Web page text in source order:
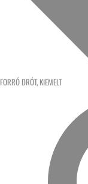
FORRÓ DRÓT, KIEMELT